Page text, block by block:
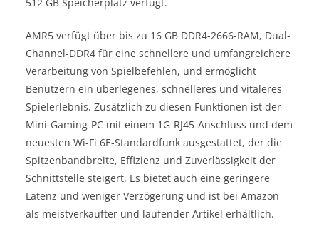
512 GB Speicherplatz verfügt.
AMR5 verfügt über bis zu 16 GB DDR4-2666-RAM, Dual-
Channel-DDR4 für eine schnellere und umfangreichere
Verarbeitung von Spielbefehlen, und ermöglicht
Benutzern ein überlegenes, schnelleres und vitaleres
Spielerlebnis. Zusätzlich zu diesen Funktionen ist der
Mini-Gaming-PC mit einem 1G-RJ45-Anschluss und dem
neuesten Wi-Fi 6E-Standardfunk ausgestattet, der die
Spitzenbandbreite, Effizienz und Zuverlässigkeit der
Schnittstelle steigert. Es bietet auch eine geringere
Latenz und weniger Verzögerung und ist bei Amazon
als meistverkaufter und laufender Artikel erhältlich.